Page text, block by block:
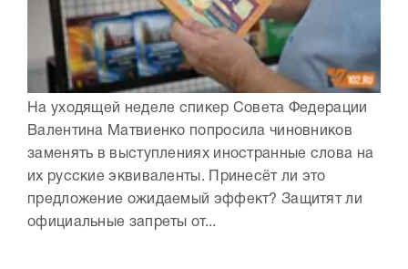
На уходящей неделе спикер Совета Федерации
Валентина Матвиенко попросила чиновников
заменять в выступлениях иностранные слова на
их русские эквиваленты. Принесёт ли это
предложение ожидаемый эффект? Защитят ли
официальные запреты от...